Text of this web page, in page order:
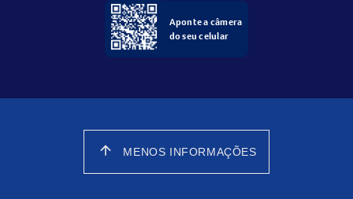
Aponte a câmera
do seu celular
arrow_upward MENOS INFORMAÇÕES